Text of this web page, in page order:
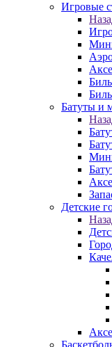
Игровые
Батуты и
Детские